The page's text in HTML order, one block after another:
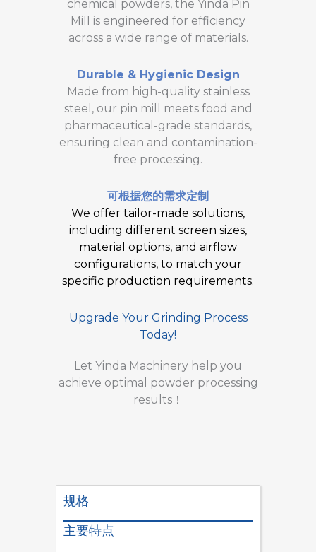
chemical powders, the Yinda Pin
Mill is engineered for efficiency
across a wide range of materials.
Durable & Hygienic Design
Made from high-quality stainless
steel, our pin mill meets food and
pharmaceutical-grade standards,
ensuring clean and contamination-
free processing.
可根据您的需求定制
We offer tailor-made solutions,
including different screen sizes,
material options, and airflow
configurations, to match your
specific production requirements.
Upgrade Your Grinding Process
Today!
Let Yinda Machinery help you
achieve optimal powder processing
results！
规格
主要特点